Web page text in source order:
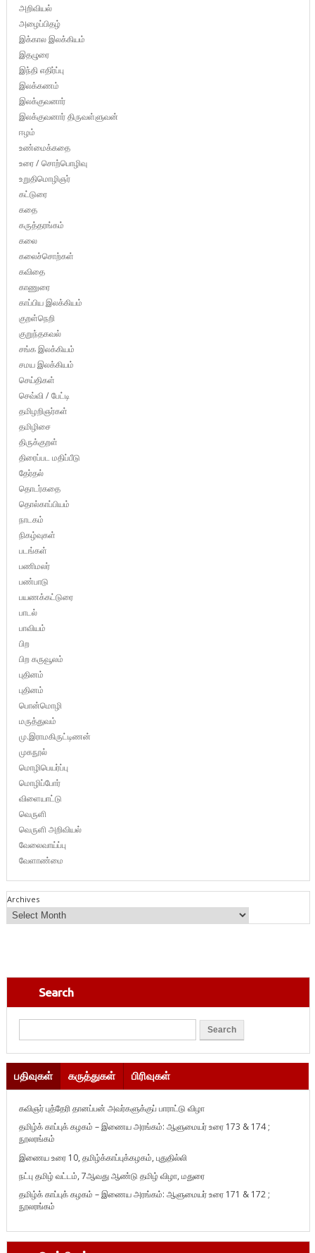
அறிவியல்
அழைப்பிதழ்
இக்கால இலக்கியம்
இதழுரை
இந்தி எதிர்ப்பு
இலக்கணம்
இலக்குவனார்
இலக்குவனார் திருவள்ளுவன்
ஈழம்
உண்மைக்கதை
உரை / சொற்பொழிவு
உறுதிமொழிஞர்
கட்டுரை
கதை
கருத்தரங்கம்
கலை
கலைச்சொற்கள்
கவிதை
காணுரை
காப்பிய இலக்கியம்
குறள்நெறி
குறுந்தகவல்
சங்க இலக்கியம்
சமய இலக்கியம்
செய்திகள்
செவ்வி / பேட்டி
தமிழறிஞர்கள்
தமிழிசை
திருக்குறள்
திரைப்பட மதிப்பீடு
தேர்தல்
தொடர்கதை
தொல்காப்பியம்
நாடகம்
நிகழ்வுகள்
படங்கள்
பணிமலர்
பண்பாடு
பயணக்கட்டுரை
பாடல்
பாவியம்
பிற
பிற கருவூலம்
புதினம்
புதினம்
பொன்மொழி
மருத்துவம்
மு.இராமகிருட்டிணன்
முகநூல்
மொழிபெயர்ப்பு
மொழிப்போர்
விளையாட்டு
வெருளி
வெருளி அறிவியல்
வேலைவாய்ப்பு
வேளாண்மை
Archives
Search
பதிவுகள் கருத்துகள் பிரிவுகள்
கவிஞர் புத்தேரி தானப்பன் அவர்களுக்குப் பாராட்டு விழா
தமிழ்க் காப்புக் கழகம் – இணைய அரங்கம்: ஆளுமையர் உரை 173 & 174 ;
நூலரங்கம்
இணைய உரை 10, தமிழ்க்காப்புக்கழகம், புதுதில்லி
நட்பு தமிழ் வட்டம், 7ஆவது ஆண்டு தமிழ் விழா, மதுரை
தமிழ்க் காப்புக் கழகம் – இணைய அரங்கம்: ஆளுமையர் உரை 171 & 172 ;
நூலரங்கம்